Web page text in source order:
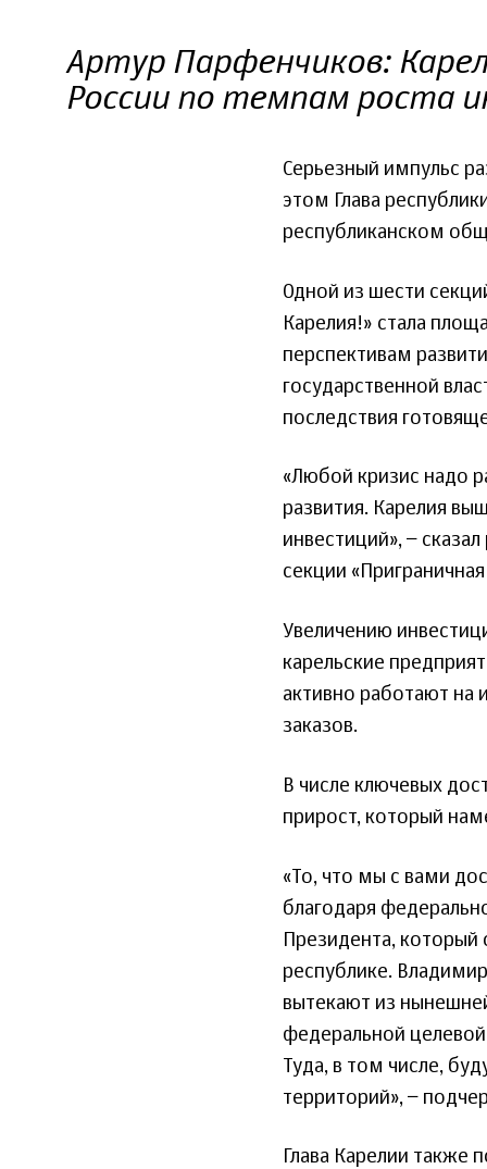
Артур Парфенчиков:
России по темпам роста
Серьезный импульс
этом Глава
республиканском
Одной из шести
Карелия!» стала
перспективам
государственной
последствия
«Любой кризис надо
развития. Карелия
инвестиций», −
секции
Увеличению
карельские
активно работают на
заказов.
В числе ключевых
прирост, который
«То, что мы с вами
благодаря
Президента,
республике.
вытекают из
федеральной
Туда, в том числе,
территорий», −
Глава Карелии также